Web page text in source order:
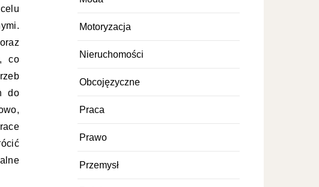
co
do
Motoryzacja
Nieruchomości
Obcojęzyczne
Praca
Prawo
Przemysł